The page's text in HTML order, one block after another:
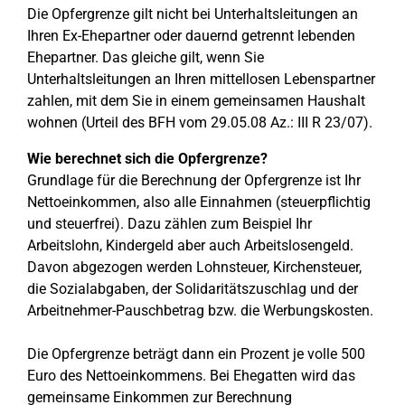
Die Opfergrenze gilt nicht bei Unterhaltsleitungen an
Ihren Ex-Ehepartner oder dauernd getrennt lebenden
Ehepartner. Das gleiche gilt, wenn Sie
Unterhaltsleitungen an Ihren mittellosen Lebenspartner
zahlen, mit dem Sie in einem gemeinsamen Haushalt
wohnen (Urteil des BFH vom 29.05.08 Az.: III R 23/07).
Wie berechnet sich die Opfergrenze?
Grundlage für die Berechnung der Opfergrenze ist Ihr
Nettoeinkommen, also alle Einnahmen (steuerpflichtig
und steuerfrei). Dazu zählen zum Beispiel Ihr
Arbeitslohn, Kindergeld aber auch Arbeitslosengeld.
Davon abgezogen werden Lohnsteuer, Kirchensteuer,
die Sozialabgaben, der Solidaritätszuschlag und der
Arbeitnehmer-Pauschbetrag bzw. die Werbungskosten.
Die Opfergrenze beträgt dann ein Prozent je volle 500
Euro des Nettoeinkommens. Bei Ehegatten wird das
gemeinsame Einkommen zur Berechnung